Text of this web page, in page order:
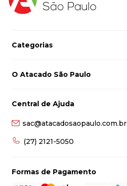
Categorias
O Atacado São Paulo
Central de Ajuda
sac@atacadosaopaulo.com.br
(27) 2121-5050
Formas de Pagamento